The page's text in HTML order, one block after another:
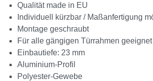
Qualität made in EU
Individuell kürzbar / Maßanfertigung
Montage geschraubt
Für alle gängigen Türrahmen geeignet
Einbautiefe: 23 mm
Aluminium-Profil
Polyester-Gewebe